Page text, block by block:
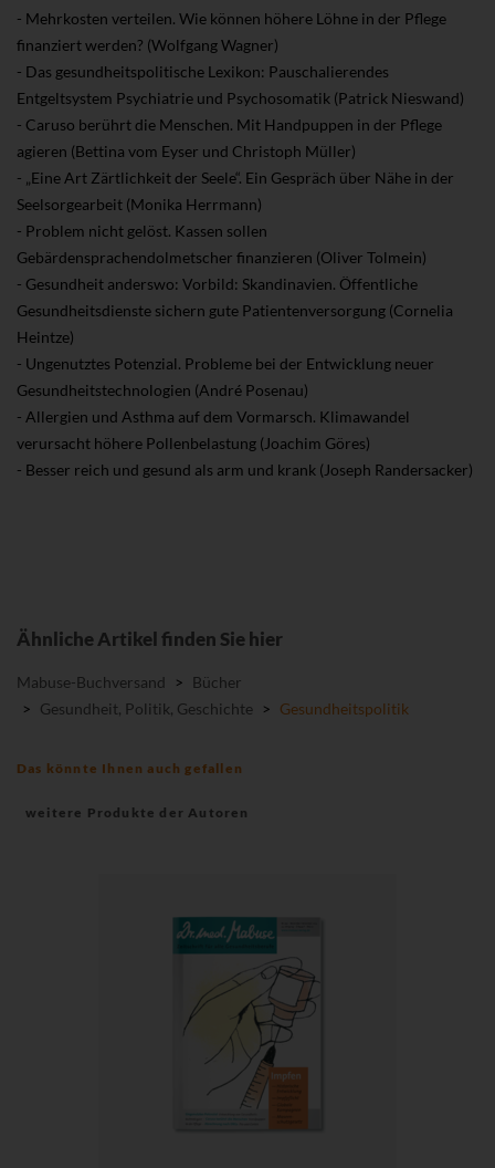
- Mehrkosten verteilen. Wie können höhere Löhne in der Pflege
finanziert werden? (Wolfgang Wagner)
- Das gesundheitspolitische Lexikon: Pauschalierendes
Entgeltsystem Psychiatrie und Psychosomatik (Patrick Nieswand)
- Caruso berührt die Menschen. Mit Handpuppen in der Pflege
agieren (Bettina vom Eyser und Christoph Müller)
- „Eine Art Zärtlichkeit der Seele“. Ein Gespräch über Nähe in der
Seelsorgearbeit (Monika Herrmann)
- Problem nicht gelöst. Kassen sollen
Gebärdensprachendolmetscher finanzieren (Oliver Tolmein)
- Gesundheit anderswo: Vorbild: Skandinavien. Öffentliche
Gesundheitsdienste sichern gute Patientenversorgung (Cornelia
Heintze)
- Ungenutztes Potenzial. Probleme bei der Entwicklung neuer
Gesundheitstechnologien (André Posenau)
- Allergien und Asthma auf dem Vormarsch. Klimawandel
verursacht höhere Pollenbelastung (Joachim Göres)
- Besser reich und gesund als arm und krank (Joseph Randersacker)
Ähnliche Artikel finden Sie hier
Mabuse-Buchversand > Bücher
> Gesundheit, Politik, Geschichte > Gesundheitspolitik
Das könnte Ihnen auch gefallen
weitere Produkte der Autoren